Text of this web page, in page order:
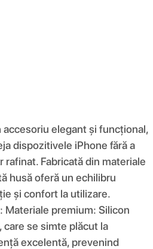
elegant și funcțional,
dispozitivele iPhone fără a
Fabricată din materiale
husă oferă un echilibru
și confort la utilizare.
Materiale premium: Silicon
care se simte plăcut la
excelentă, prevenind